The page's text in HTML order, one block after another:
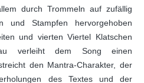
durch Trommeln auf zufällig
und Stampfen hervorgehoben
und vierten Viertel Klatschen
verleiht dem Song einen
den Mantra-Charakter, der
des Textes und der